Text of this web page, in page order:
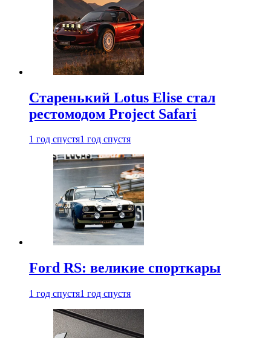
Старенький Lotus Elise стал
рестомодом Project Safari
1 год спустя1 год спустя
Ford RS: великие спорткары
1 год спустя1 год спустя